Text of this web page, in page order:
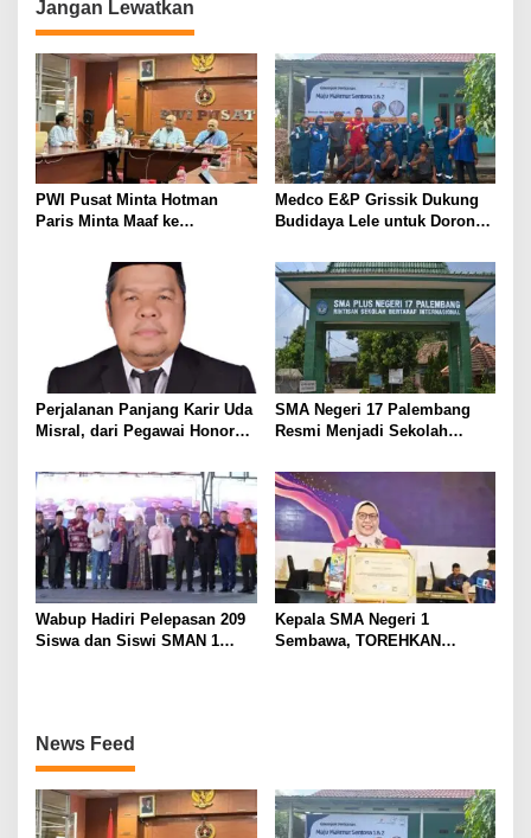
g
a
s
i
p
o
s
Jangan Lewatkan
PWI Pusat Minta Hotman
Paris Minta Maaf ke
Pers Harus Dihormati
Medco E&P Grissik Dukung
Budidaya Lele untuk Dorong
Masyarakat
Perjalanan Panjang Karir Uda
Misral, dari Pegawai Honorer
Karir Jabatan Struktural
Eselon III
SMA Negeri 17 Palembang
Resmi Menjadi Sekolah
Wabup Hadiri Pelepasan 209
Siswa dan Siswi SMAN 1
Kepala SMA Negeri 1
Sembawa, TOREHKAN
News Feed